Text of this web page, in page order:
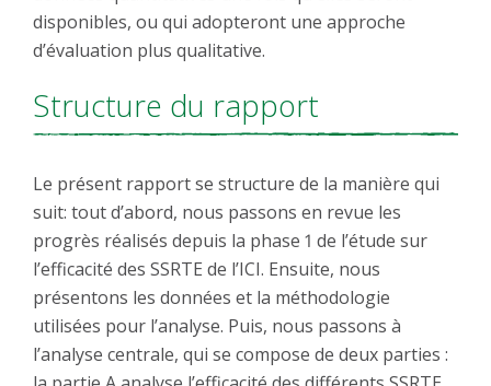
disponibles, ou qui adopteront une approche
d’évaluation plus qualitative.
Structure du rapport
Le présent rapport se structure de la manière qui
suit: tout d’abord, nous passons en revue les
progrès réalisés depuis la phase 1 de l’étude sur
l’efficacité des SSRTE de l’ICI. Ensuite, nous
présentons les données et la méthodologie
utilisées pour l’analyse. Puis, nous passons à
l’analyse centrale, qui se compose de deux parties :